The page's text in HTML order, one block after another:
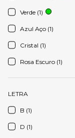
Verde (1)
Azul Aço (1)
Cristal (1)
Rosa Escuro (1)
LETRA
B (1)
D (1)